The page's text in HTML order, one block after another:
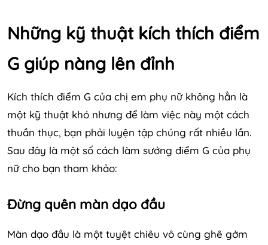
Những kỹ thuật kích thích điểm
G giúp nàng lên đỉnh
Kích thích điểm G của chị em phụ nữ không hẳn là
một kỹ thuật khó nhưng để làm việc này một cách
thuần thục, bạn phải luyện tập chúng rất nhiều lần.
Sau đây là một số cách làm sướng điểm G của phụ
nữ cho bạn tham khảo:
Đừng quên màn dạo đầu
Màn dạo đầu là một tuyệt chiêu vô cùng ghê gớm